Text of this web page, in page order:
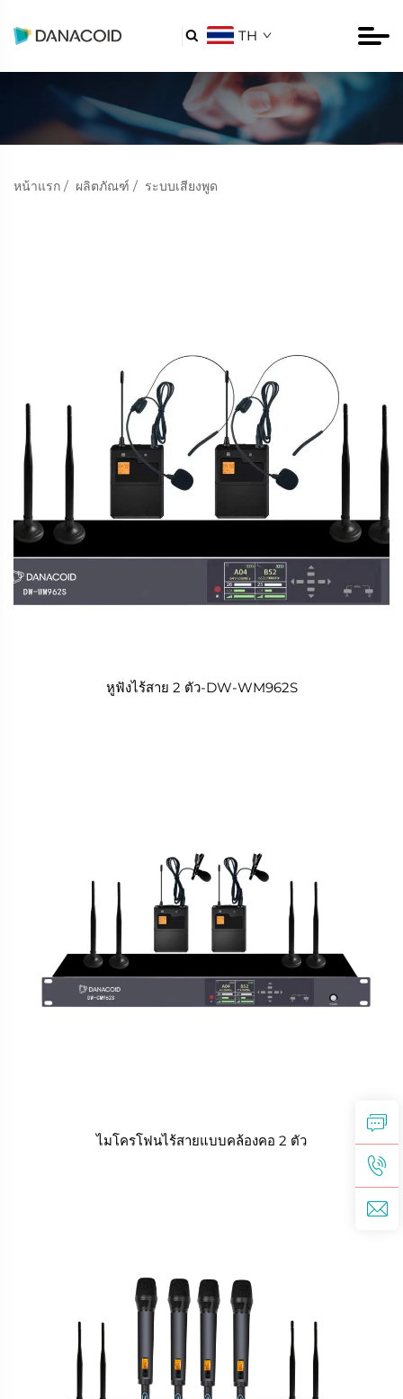
 TH
หน้าแรก / ผลิตภัณฑ์ / ระบบเสียงพูด
หูฟังไร้สาย 2 ตัว-DW-WM962S
ไมโครโฟนไร้สายแบบคล้องคอ 2 ตัว